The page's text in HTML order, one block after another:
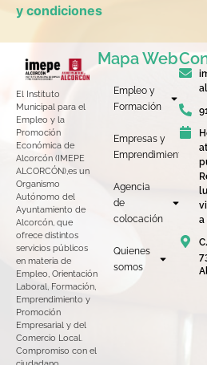
y condiciones
El Instituto
Municipal para el
Empleo y la
Promoción
Económica de
Alcorcón (IMEPE
ALCORCÓN),es un
Organismo
Autónomo del
Ayuntamiento de
Alcorcón, que
ofrece distintos
servicios públicos
en materia de
Empleo, Orientación
Laboral, Formación,
Emprendimiento y
Promoción
Empresarial y del
Comercio Local.
Compromiso con el
Mapa Web
Empleo y
Formación
Empresas y
Emprendimiento
Agencia
de
colocación
Quienes
somos
a